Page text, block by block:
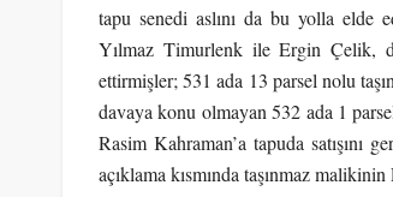
tapu senedi aslını da bu yolla elde
Yılmaz Timurlenk ile Ergin Çelik,
ettirmişler; 531 ada 13 parsel nolu
davaya konu olmayan 532 ada 1
Rasim Kahraman’a tapuda satışını
açıklama kısmında taşınmaz